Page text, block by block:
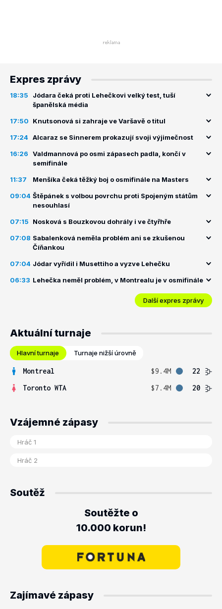
Expres zprávy
18:35
Jódara čeká proti Lehečkovi velký test, tuší
španělská média
17:50 Knutsonová si zahraje ve Varšavě o titul
17:24 Alcaraz se Sinnerem prokazují svoji výjimečnost
16:26
Valdmannová po osmi zápasech padla, končí v
semifinále
11:37 Menšíka čeká těžký boj o osmifinále na Masters
09:04 Štěpánek s volbou povrchu proti Spojeným státům
nesouhlasí
07:15 Nosková s Bouzkovou dohrály i ve čtyřhře
07:08 Sabalenková neměla problém ani se zkušenou
Číňankou
07:04 Jódar vyřídil i Musettiho a vyzve Lehečku
06:33 Lehečka neměl problém, v Montrealu je v osmifinále
Další expres zprávy
Aktuální turnaje
Hlavní turnaje Turnaje nižší úrovně
Montreal $9.4M
22
Toronto WTA
$7.4M 20
Vzájemné zápasy
Soutěž
Soutěžte o
10.000 korun!
Zajímavé zápasy